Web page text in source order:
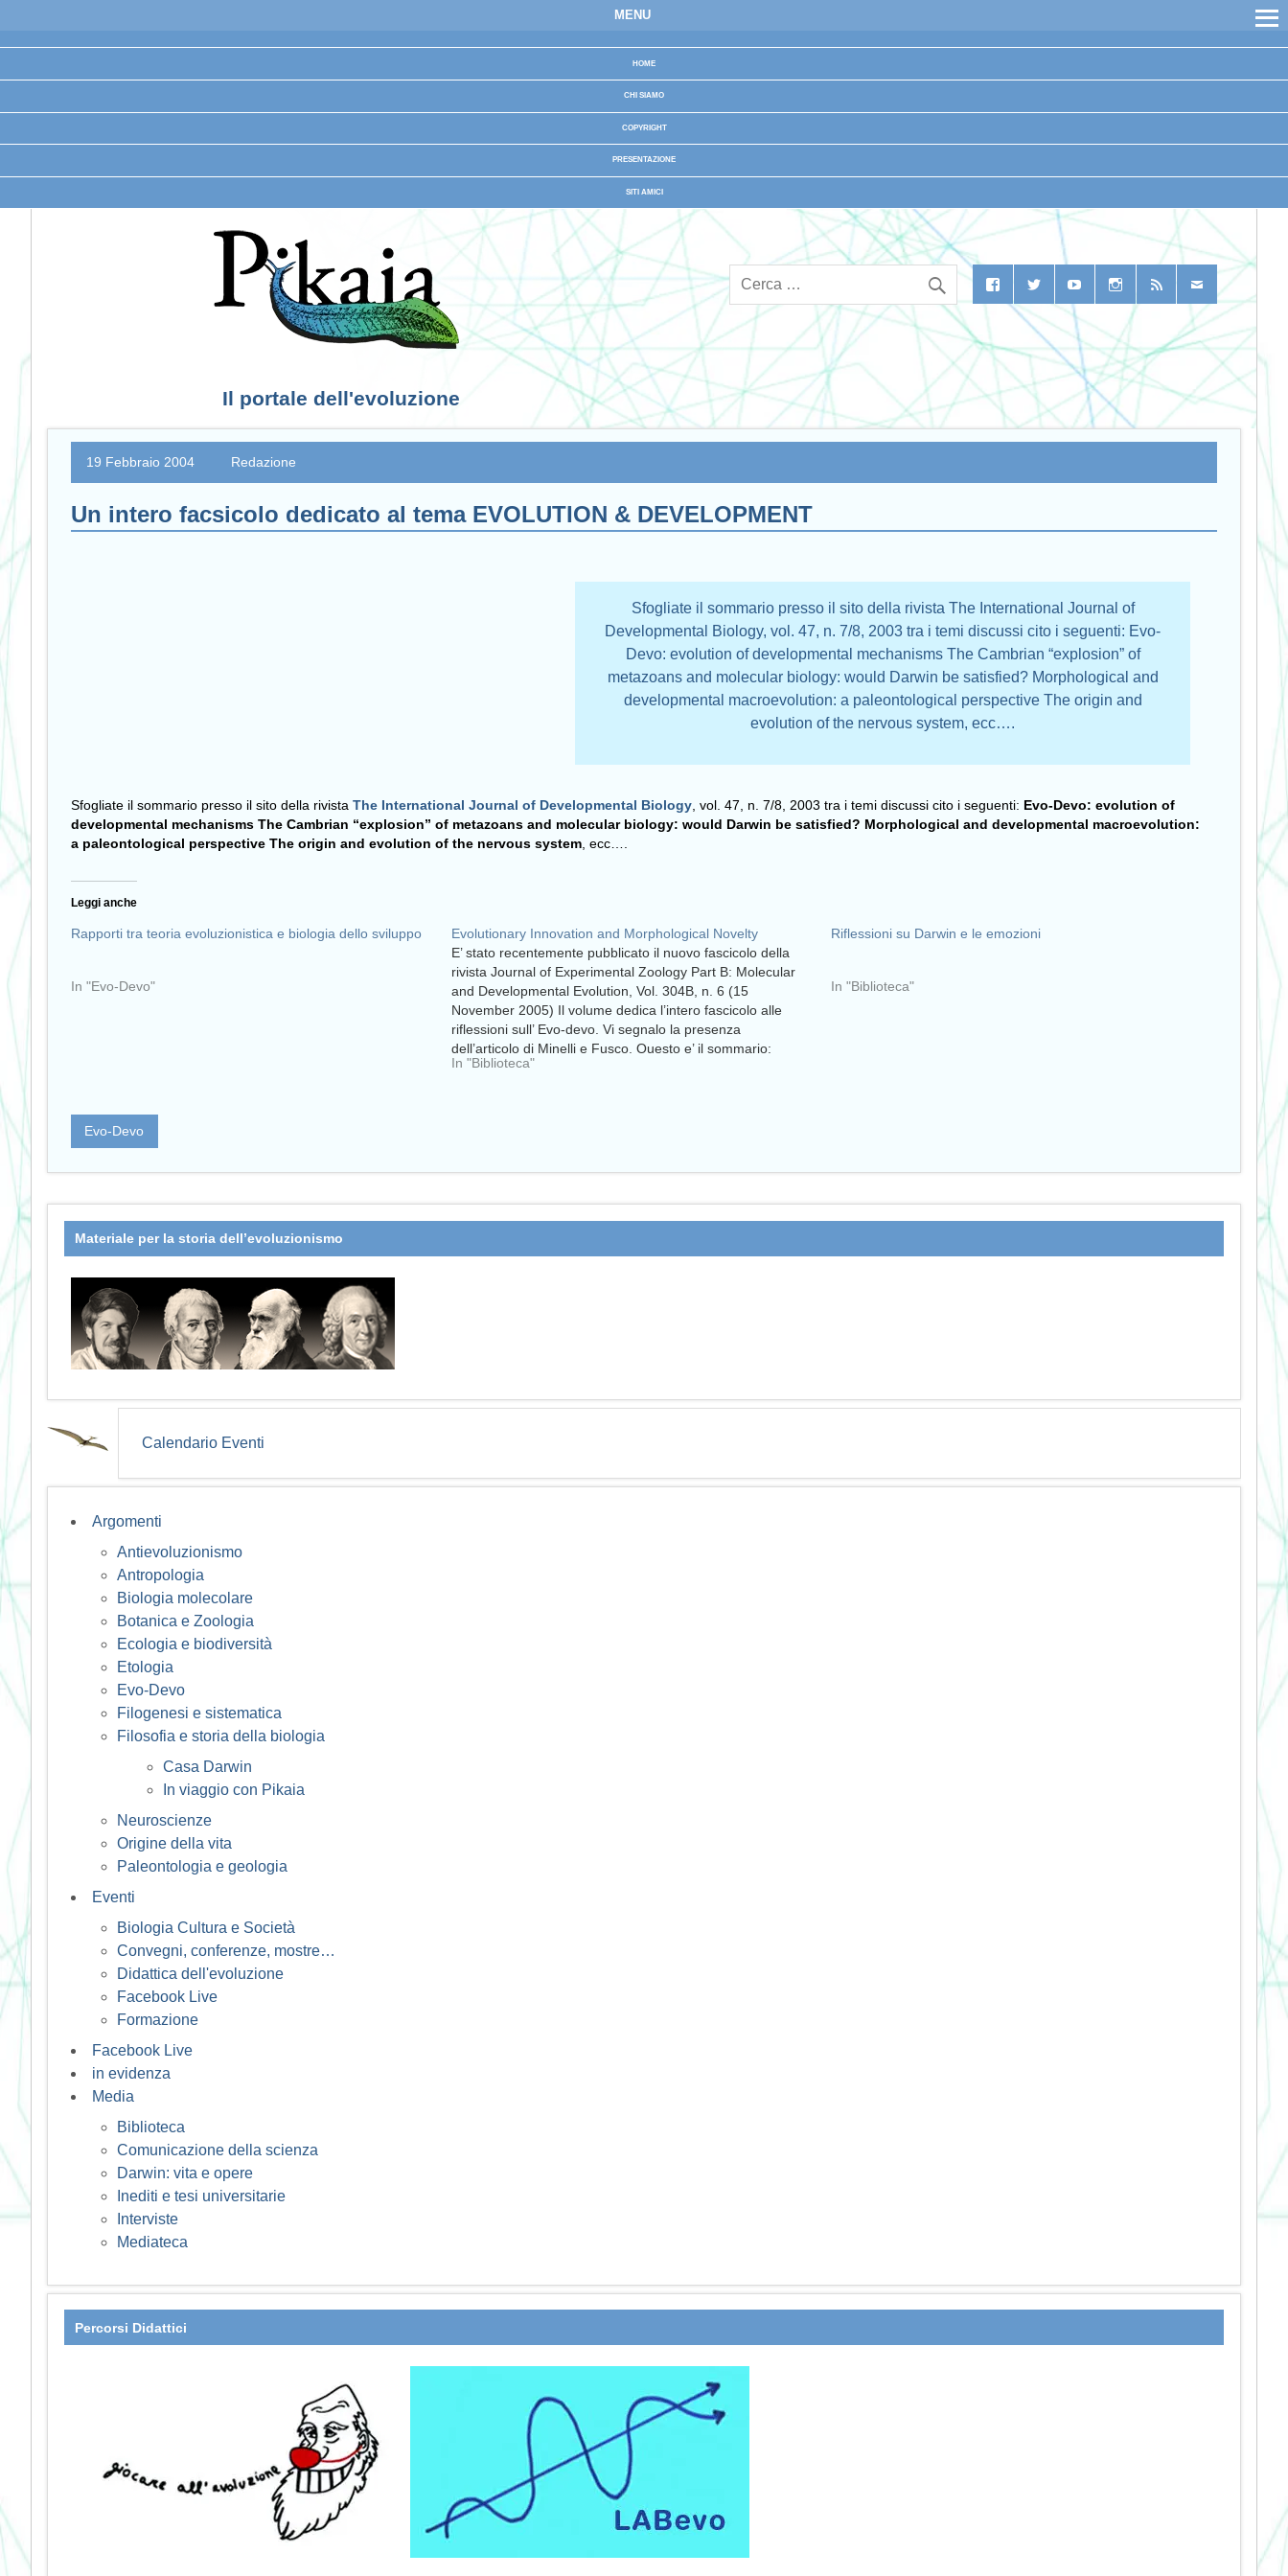
MENU
HOME
CHI SIAMO
COPYRIGHT
PRESENTAZIONE
SITI AMICI
Il portale dell'evoluzione
19 Febbraio 2004 Redazione
Un intero facsicolo dedicato al tema EVOLUTION & DEVELOPMENT
Sfogliate il sommario presso il sito della rivista The International Journal of
Developmental Biology, vol. 47, n. 7/8, 2003 tra i temi discussi cito i seguenti: Evo-
Devo: evolution of developmental mechanisms The Cambrian “explosion” of
metazoans and molecular biology: would Darwin be satisfied? Morphological and
developmental macroevolution: a paleontological perspective The origin and
evolution of the nervous system, ecc….
Sfogliate il sommario presso il sito della rivista The International Journal of Developmental Biology , vol. 47, n. 7/8, 2003 tra i temi discussi cito i seguenti: Evo-Devo: evolution of
developmental mechanisms The Cambrian “explosion” of metazoans and molecular biology: would Darwin be satisfied? Morphological and developmental macroevolution:
a paleontological perspective The origin and evolution of the nervous system , ecc….
Leggi anche
Rapporti tra teoria evoluzionistica e biologia dello sviluppo
In "Evo-Devo"
Evolutionary Innovation and Morphological Novelty
E’ stato recentemente pubblicato il nuovo fascicolo della
rivista Journal of Experimental Zoology Part B: Molecular
and Developmental Evolution, Vol. 304B, n. 6 (15
November 2005) Il volume dedica l’intero fascicolo alle
riflessioni sull’ Evo-devo. Vi segnalo la presenza
dell’articolo di Minelli e Fusco. Questo e’ il sommario:
Editorial: evolutionary…
In "Biblioteca"
Riflessioni su Darwin e le emozioni
In "Biblioteca"
Evo-Devo
Materiale per la storia dell’evoluzionismo
Calendario Eventi
Argomenti
Antievoluzionismo
Antropologia
Biologia molecolare
Botanica e Zoologia
Ecologia e biodiversità
Etologia
Evo-Devo
Filogenesi e sistematica
Filosofia e storia della biologia
Casa Darwin
In viaggio con Pikaia
Neuroscienze
Origine della vita
Paleontologia e geologia
Eventi
Biologia Cultura e Società
Convegni, conferenze, mostre…
Didattica dell'evoluzione
Facebook Live
Formazione
Facebook Live
in evidenza
Media
Biblioteca
Comunicazione della scienza
Darwin: vita e opere
Inediti e tesi universitarie
Interviste
Mediateca
Percorsi Didattici